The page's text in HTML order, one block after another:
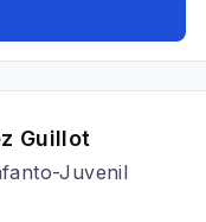
Guillot
Juvenil